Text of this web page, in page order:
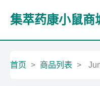
集萃药康小鼠商
首页 > 商品列表 >